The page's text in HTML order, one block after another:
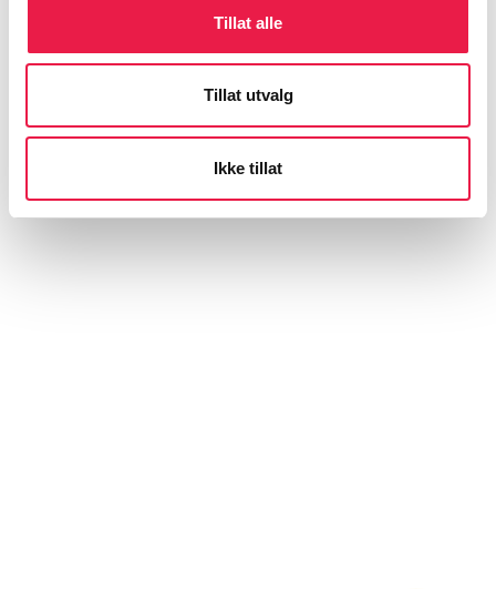
Tillat alle
Tillat utvalg
Ikke tillat